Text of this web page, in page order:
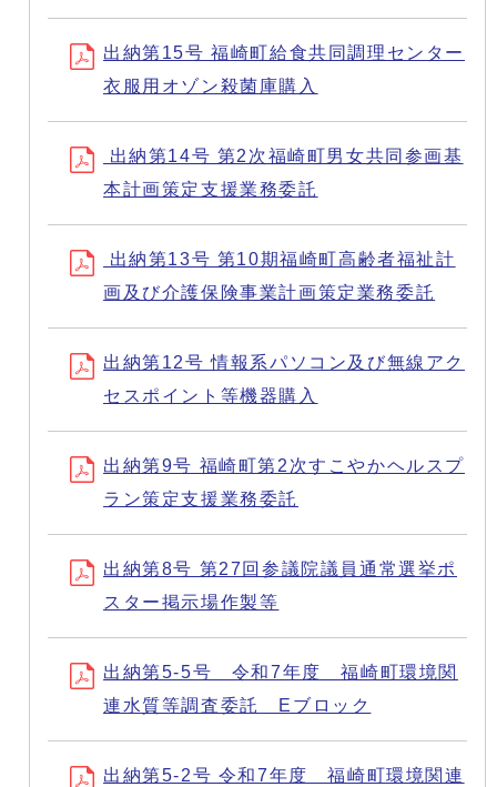
出納第15号 福崎町給食共同調理センター
衣服用オゾン殺菌庫購入
出納第14号 第2次福崎町男女共同参画基
本計画策定支援業務委託
出納第13号 第10期福崎町高齢者福祉計
画及び介護保険事業計画策定業務委託
出納第12号 情報系パソコン及び無線アク
セスポイント等機器購入
出納第9号 福崎町第2次すこやかヘルスプ
ラン策定支援業務委託
出納第8号 第27回参議院議員通常選挙ポ
スター掲示場作製等
出納第5-5号 令和7年度 福崎町環境関
連水質等調査委託 Eブロック
出納第5-2号 令和7年度 福崎町環境関連